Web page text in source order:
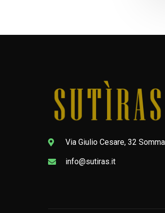
Via Giulio Cesare, 32
info@sutiras.it